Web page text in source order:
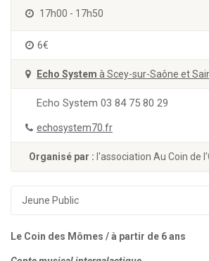
17h00 - 17h50
6€
Echo System à Scey-sur-Saône et
Echo System 03 84 75 80 29
echosystem70.fr
Organisé par : l'association Au Coin de
Jeune Public
Le Coin des Mômes / à partir de 6 ans